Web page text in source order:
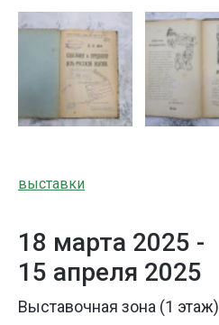
выставки
18 марта 2025 -
15 апреля 2025
Выставочная зона (1 этаж)